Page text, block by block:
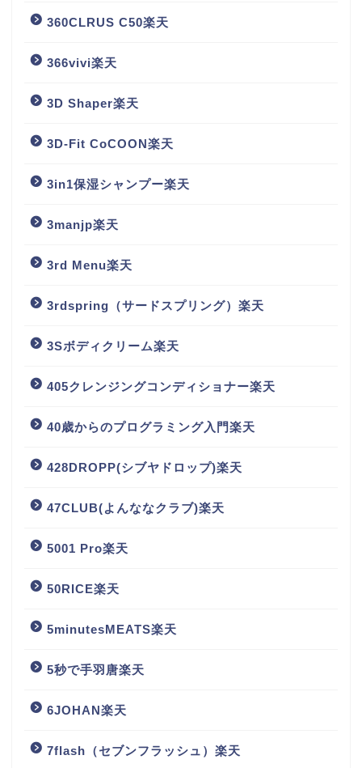
360CLRUS C50楽天
366vivi楽天
3D Shaper楽天
3D-Fit CoCOON楽天
3in1保湿シャンプー楽天
3manjp楽天
3rd Menu楽天
3rdspring（サードスプリング）楽天
3Sボディクリーム楽天
405クレンジングコンディショナー楽天
40歳からのプログラミング入門楽天
428DROPP(シブヤドロップ)楽天
47CLUB(よんななクラブ)楽天
5001 Pro楽天
50RICE楽天
5minutesMEATS楽天
5秒で手羽唐楽天
6JOHAN楽天
7flash（セブンフラッシュ）楽天